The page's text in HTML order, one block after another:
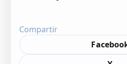
Compartir